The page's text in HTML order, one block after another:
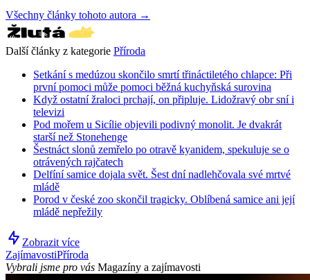
Všechny články tohoto autora →
Další články z kategorie Příroda
Setkání s medúzou skončilo smrtí třináctiletého chlapce: Při
první pomoci může pomoci běžná kuchyňská surovina
Když ostatní žraloci prchají, on připluje. Lidožravý obr sní i
televizi
Pod mořem u Sicílie objevili podivný monolit. Je dvakrát
starší než Stonehenge
Šestnáct slonů zemřelo po otravě kyanidem, spekuluje se o
otrávených rajčatech
Delfíní samice dojala svět. Šest dní nadlehčovala své mrtvé
mládě
Porod v české zoo skončil tragicky. Oblíbená samice ani její
mládě nepřežily
Zobrazit více
ZajímavostiPříroda
Vybrali jsme pro vás Magazíny a zajímavosti